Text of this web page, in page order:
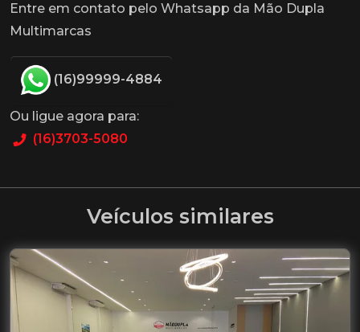
Entre em contato pelo Whatsapp da Mão Dupla
Multimarcas
(16)99999-4884
Ou ligue agora para:
(16)3703-5080
Veículos similares